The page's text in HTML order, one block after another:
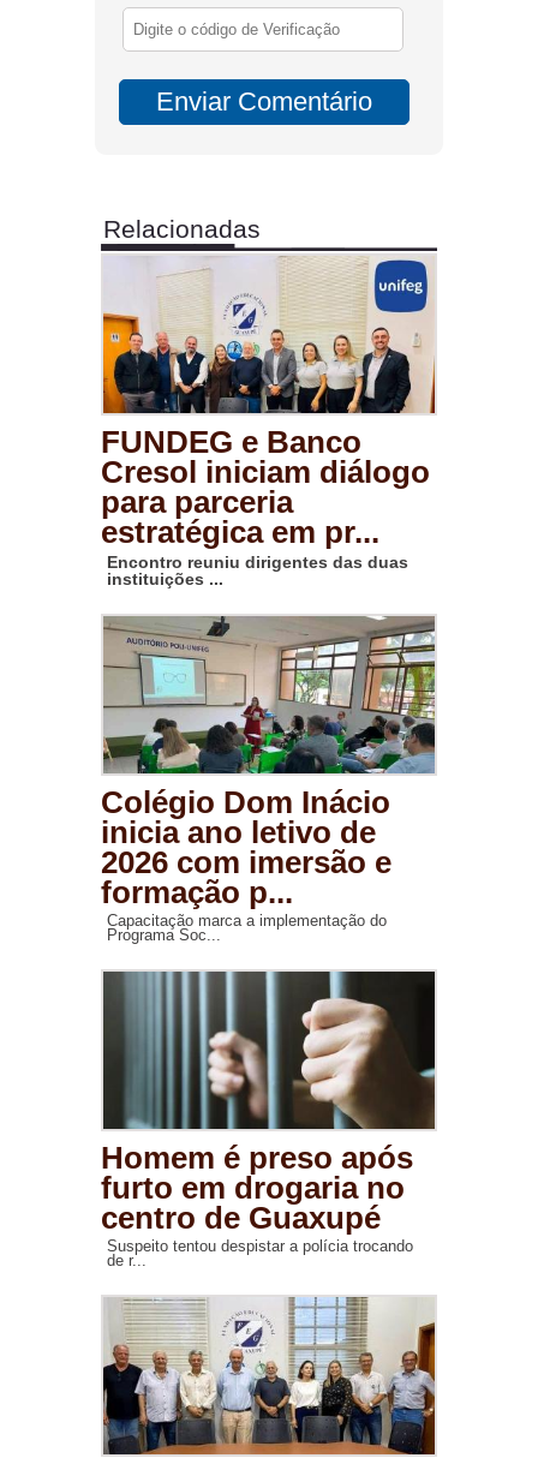
Relacionadas
FUNDEG e Banco
Cresol iniciam diálogo
para parceria
estratégica em pr...
Encontro reuniu dirigentes das duas
instituições ...
Colégio Dom Inácio
inicia ano letivo de
2026 com imersão e
formação p...
Capacitação marca a implementação do
Programa Soc...
Homem é preso após
furto em drogaria no
centro de Guaxupé
Suspeito tentou despistar a polícia trocando
de r...